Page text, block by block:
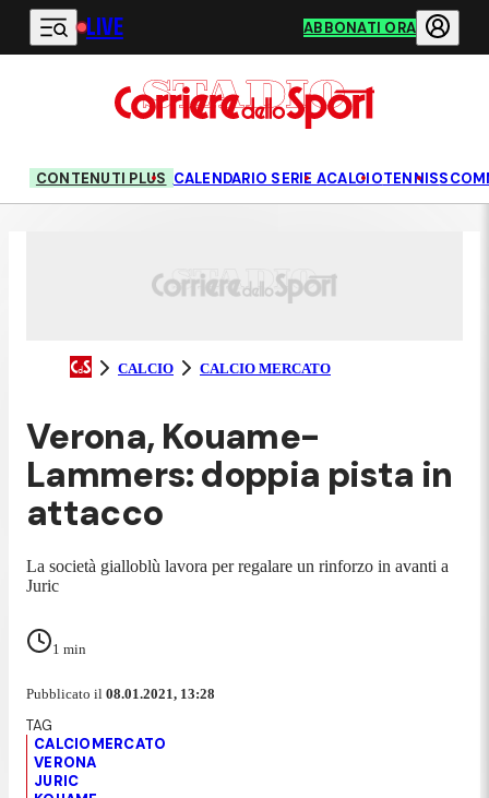
Vai al contenuto principale
LIVE ABBONATI ORA
CONTENUTI PLUS CALENDARIO SERIE ACALCIOTENNIS
CALCIO CALCIO MERCATO
Verona, Kouame-
Lammers: doppia pista in
attacco
La società gialloblù lavora per regalare un rinforzo in avanti a
Juric
1 min
Pubblicato il 08.01.2021, 13:28
CALCIOMERCATO
VERONA
JURIC